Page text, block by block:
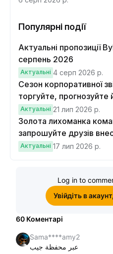
Популярні події
Актуальні пропозиції
серпень 2026
Актуальні 4 серп 2026 р.
Сезон корпоративної
торгуйте, прогнозуйте
вигравайте Cybertruck
Актуальні 21 лип 2026 р.
Золота лихоманка
запрошуйте друзів
депозит на $100 і
Актуальні 17 лип 2026 р.
Log in to
Увійдіть в
60 Коментарі
Sama****amy2
عبر محفظة جيب